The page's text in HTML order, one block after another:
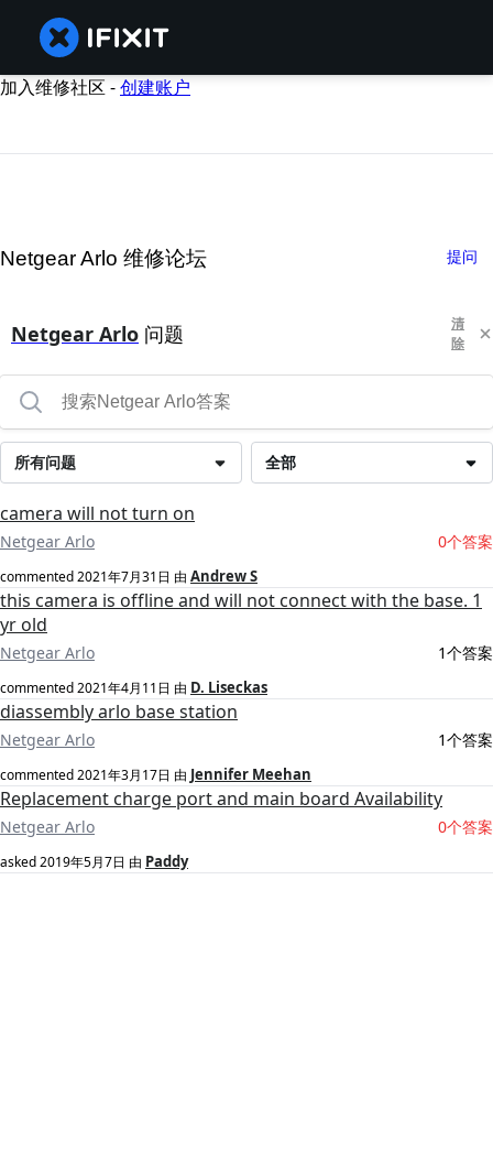
加入维修社区 -创建账户
Netgear Arlo 维修论坛 提问
Netgear Arlo 问题
清
除
全部
所有问题
camera will not turn on
Netgear Arlo 0个答案
commented2021年7月31日 由 Andrew S
this camera is offline and will not connect with the base. 1
yr old
Netgear Arlo 1个答案
commented2021年4月11日 由 D. Liseckas
diassembly arlo base station
Netgear Arlo 1个答案
commented2021年3月17日 由 Jennifer Meehan
Replacement charge port and main board Availability
Netgear Arlo 0个答案
asked2019年5月7日 由 Paddy